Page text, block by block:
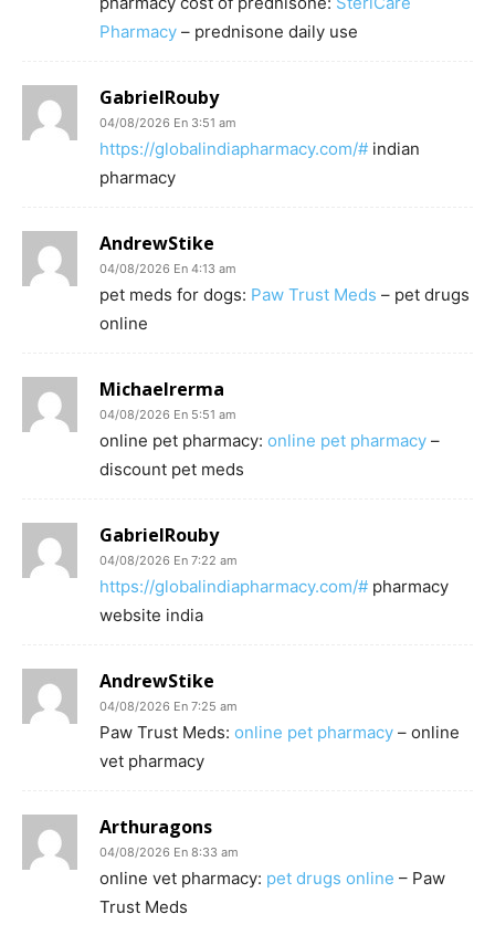
Pharmacy – prednisone daily use
GabrielRouby
04/08/2026 En 3:51 am
https://globalindiapharmacy.com/# indian
pharmacy
AndrewStike
04/08/2026 En 4:13 am
pet meds for dogs: Paw Trust Meds – pet drugs
online
Michaelrerma
04/08/2026 En 5:51 am
online pet pharmacy: online pet pharmacy –
discount pet meds
GabrielRouby
04/08/2026 En 7:22 am
https://globalindiapharmacy.com/# pharmacy
website india
AndrewStike
04/08/2026 En 7:25 am
Paw Trust Meds: online pet pharmacy – online
vet pharmacy
Arthuragons
04/08/2026 En 8:33 am
online vet pharmacy: pet drugs online – Paw
Trust Meds